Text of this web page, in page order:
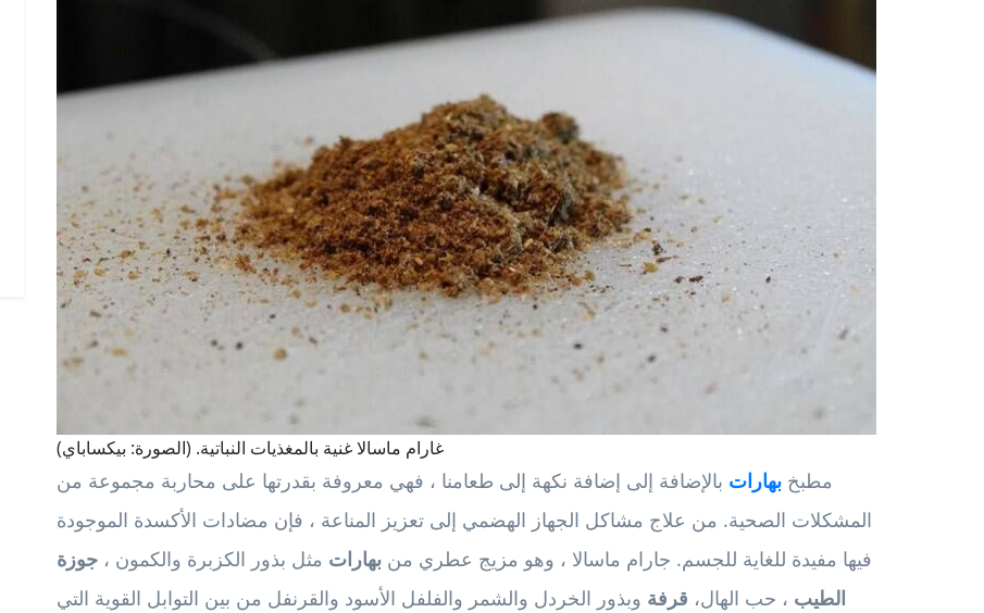
غارام ماسالا غنية بالمغذيات النباتية. (الصورة: بيكساباي)
مطبخ بهارات بالإضافة إلى إضافة نكهة إلى طعامنا ، فهي معروفة بقدرتها على محاربة مجموعة من
المشكلات الصحية. من علاج مشاكل الجهاز الهضمي إلى تعزيز المناعة ، فإن مضادات الأكسدة الموجودة
فيها مفيدة للغاية للجسم. جارام ماسالا ، وهو مزيج عطري من بهارات مثل بذور الكزبرة والكمون ، جوزة
الطيب ، حب الهال، قرفة وبذور الخردل والشمر والفلفل الأسود والقرنفل من بين التوابل القوية التي